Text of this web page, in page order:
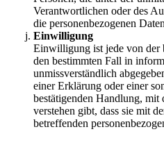
Verantwortlichen oder des
die personenbezogenen
Einwilligung
Einwilligung ist jede von
den bestimmten Fall in
unmissverständlich
einer Erklärung oder einer
bestätigenden Handlung, mit
verstehen gibt, dass sie mit
betreffenden